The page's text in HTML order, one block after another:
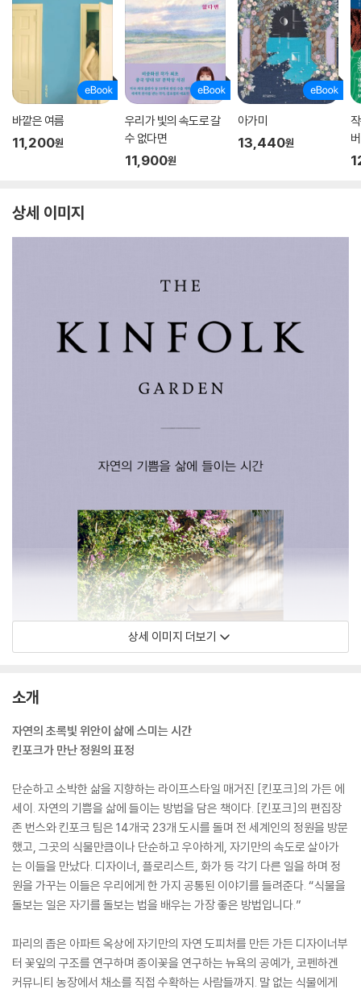
바깥은 여름
11,200원
우리가 빛의 속도로 갈
수 없다면
11,900원
아가미
13,440원
상세 이미지
상세 이미지 더보기
소개
자연의 초록빛 위안이 삶에 스미는 시간
킨포크가 만난 정원의 표정
단순하고 소박한 삶을 지향하는 라이프스타일 매거진 [킨포크]의 가든 에
세이. 자연의 기쁨을 삶에 들이는 방법을 담은 책이다. [킨포크]의 편집장
존 번스와 킨포크 팀은 14개국 23개 도시를 돌며 전 세계인의 정원을 방문
했고, 그곳의 식물만큼이나 단순하고 우아하게, 자기만의 속도로 살아가
는 이들을 만났다. 디자이너, 플로리스트, 화가 등 각기 다른 일을 하며 정
원을 가꾸는 이들은 우리에게 한 가지 공통된 이야기를 들려준다. “식물을
돌보는 일은 자기를 돌보는 법을 배우는 가장 좋은 방법입니다.”
파리의 좁은 아파트 옥상에 자기만의 자연 도피처를 만든 가든 디자이너부
터 꽃잎의 구조를 연구하며 종이꽃을 연구하는 뉴욕의 공예가, 코펜하겐
커뮤니티 농장에서 채소를 직접 수확하는 사람들까지. 말 없는 식물에게